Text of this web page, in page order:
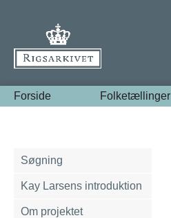
Forside Folketællinger
Søgning
Kay Larsens introduktion
Om projektet